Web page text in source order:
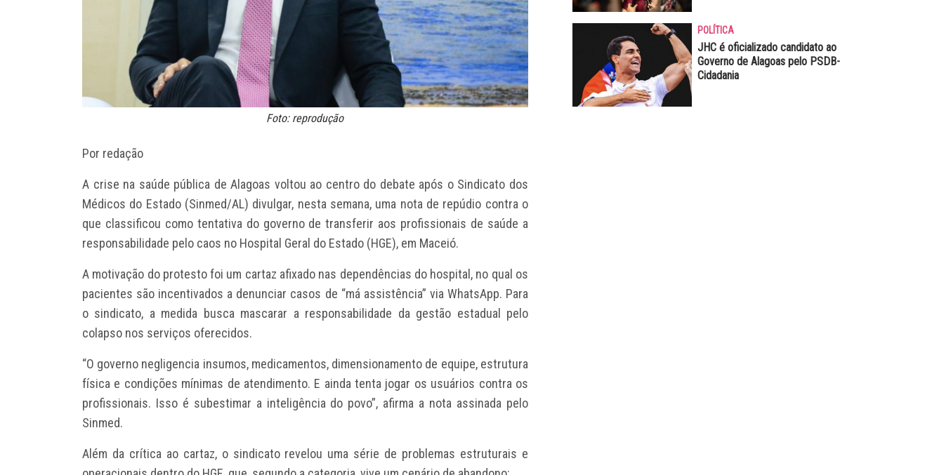
Foto: reprodução
Por redação
A crise na saúde pública de Alagoas voltou ao centro do debate após o Sindicato dos
Médicos do Estado (Sinmed/AL) divulgar, nesta semana, uma nota de repúdio contra o
que classificou como tentativa do governo de transferir aos profissionais de saúde a
responsabilidade pelo caos no Hospital Geral do Estado (HGE), em Maceió.
A motivação do protesto foi um cartaz afixado nas dependências do hospital, no qual os
pacientes são incentivados a denunciar casos de “má assistência” via WhatsApp. Para
o sindicato, a medida busca mascarar a responsabilidade da gestão estadual pelo
colapso nos serviços oferecidos.
“O governo negligencia insumos, medicamentos, dimensionamento de equipe, estrutura
física e condições mínimas de atendimento. E ainda tenta jogar os usuários contra os
profissionais. Isso é subestimar a inteligência do povo”, afirma a nota assinada pelo
Sinmed.
Além da crítica ao cartaz, o sindicato revelou uma série de problemas estruturais e
POLÍTICA
JHC é oficializado candidato ao
Governo de Alagoas pelo PSDB-
Cidadania